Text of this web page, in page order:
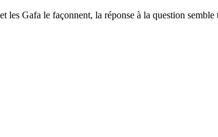
les Gafa le façonnent, la réponse à la question